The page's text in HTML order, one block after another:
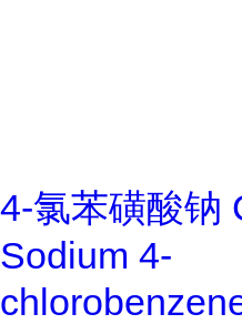
4-氯苯磺酸钠
Sodium 4-